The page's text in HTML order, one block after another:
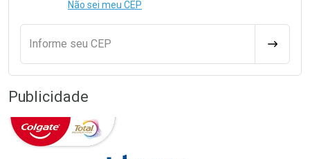
Não sei meu CEP
Informe seu CEP
Publicidade